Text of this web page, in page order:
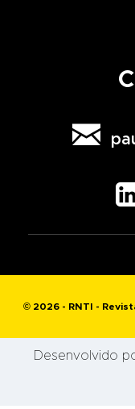

© 2026 - RNTI -
Desenvolvido